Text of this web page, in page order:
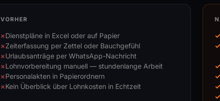
VORHER
Dienstpläne in Excel oder auf Papier
Zeiterfassung per Zettel oder Bauchgefühl
Urlaubsanträge per WhatsApp-Nachricht
Lohnvorbereitung manuell — stundenlange Arbeit
Personalakten in Papierordnern
Kein Überblick über Lohnkosten in Echtzeit